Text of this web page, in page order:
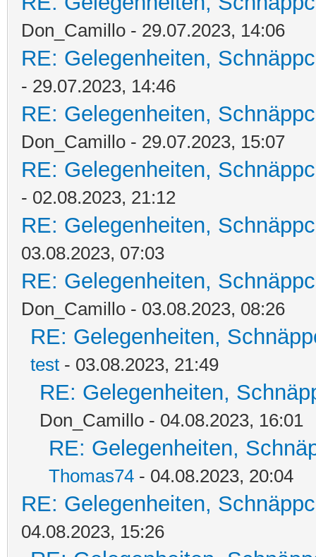
Don_Camillo - 29.07.2023, 14:06
RE: Gelegenheiten,
- 29.07.2023, 14:46
RE: Gelegenheiten,
Don_Camillo - 29.07.2023, 15:07
RE: Gelegenheiten,
- 02.08.2023, 21:12
RE: Gelegenheiten,
03.08.2023, 07:03
RE: Gelegenheiten,
Don_Camillo - 03.08.2023, 08:26
RE: Gelegenheiten,
test - 03.08.2023, 21:49
RE: Gelegenheiten,
Don_Camillo - 04.08.2023, 16:01
RE: Gelegenheiten,
Thomas74 - 04.08.2023, 20:04
RE: Gelegenheiten,
04.08.2023, 15:26